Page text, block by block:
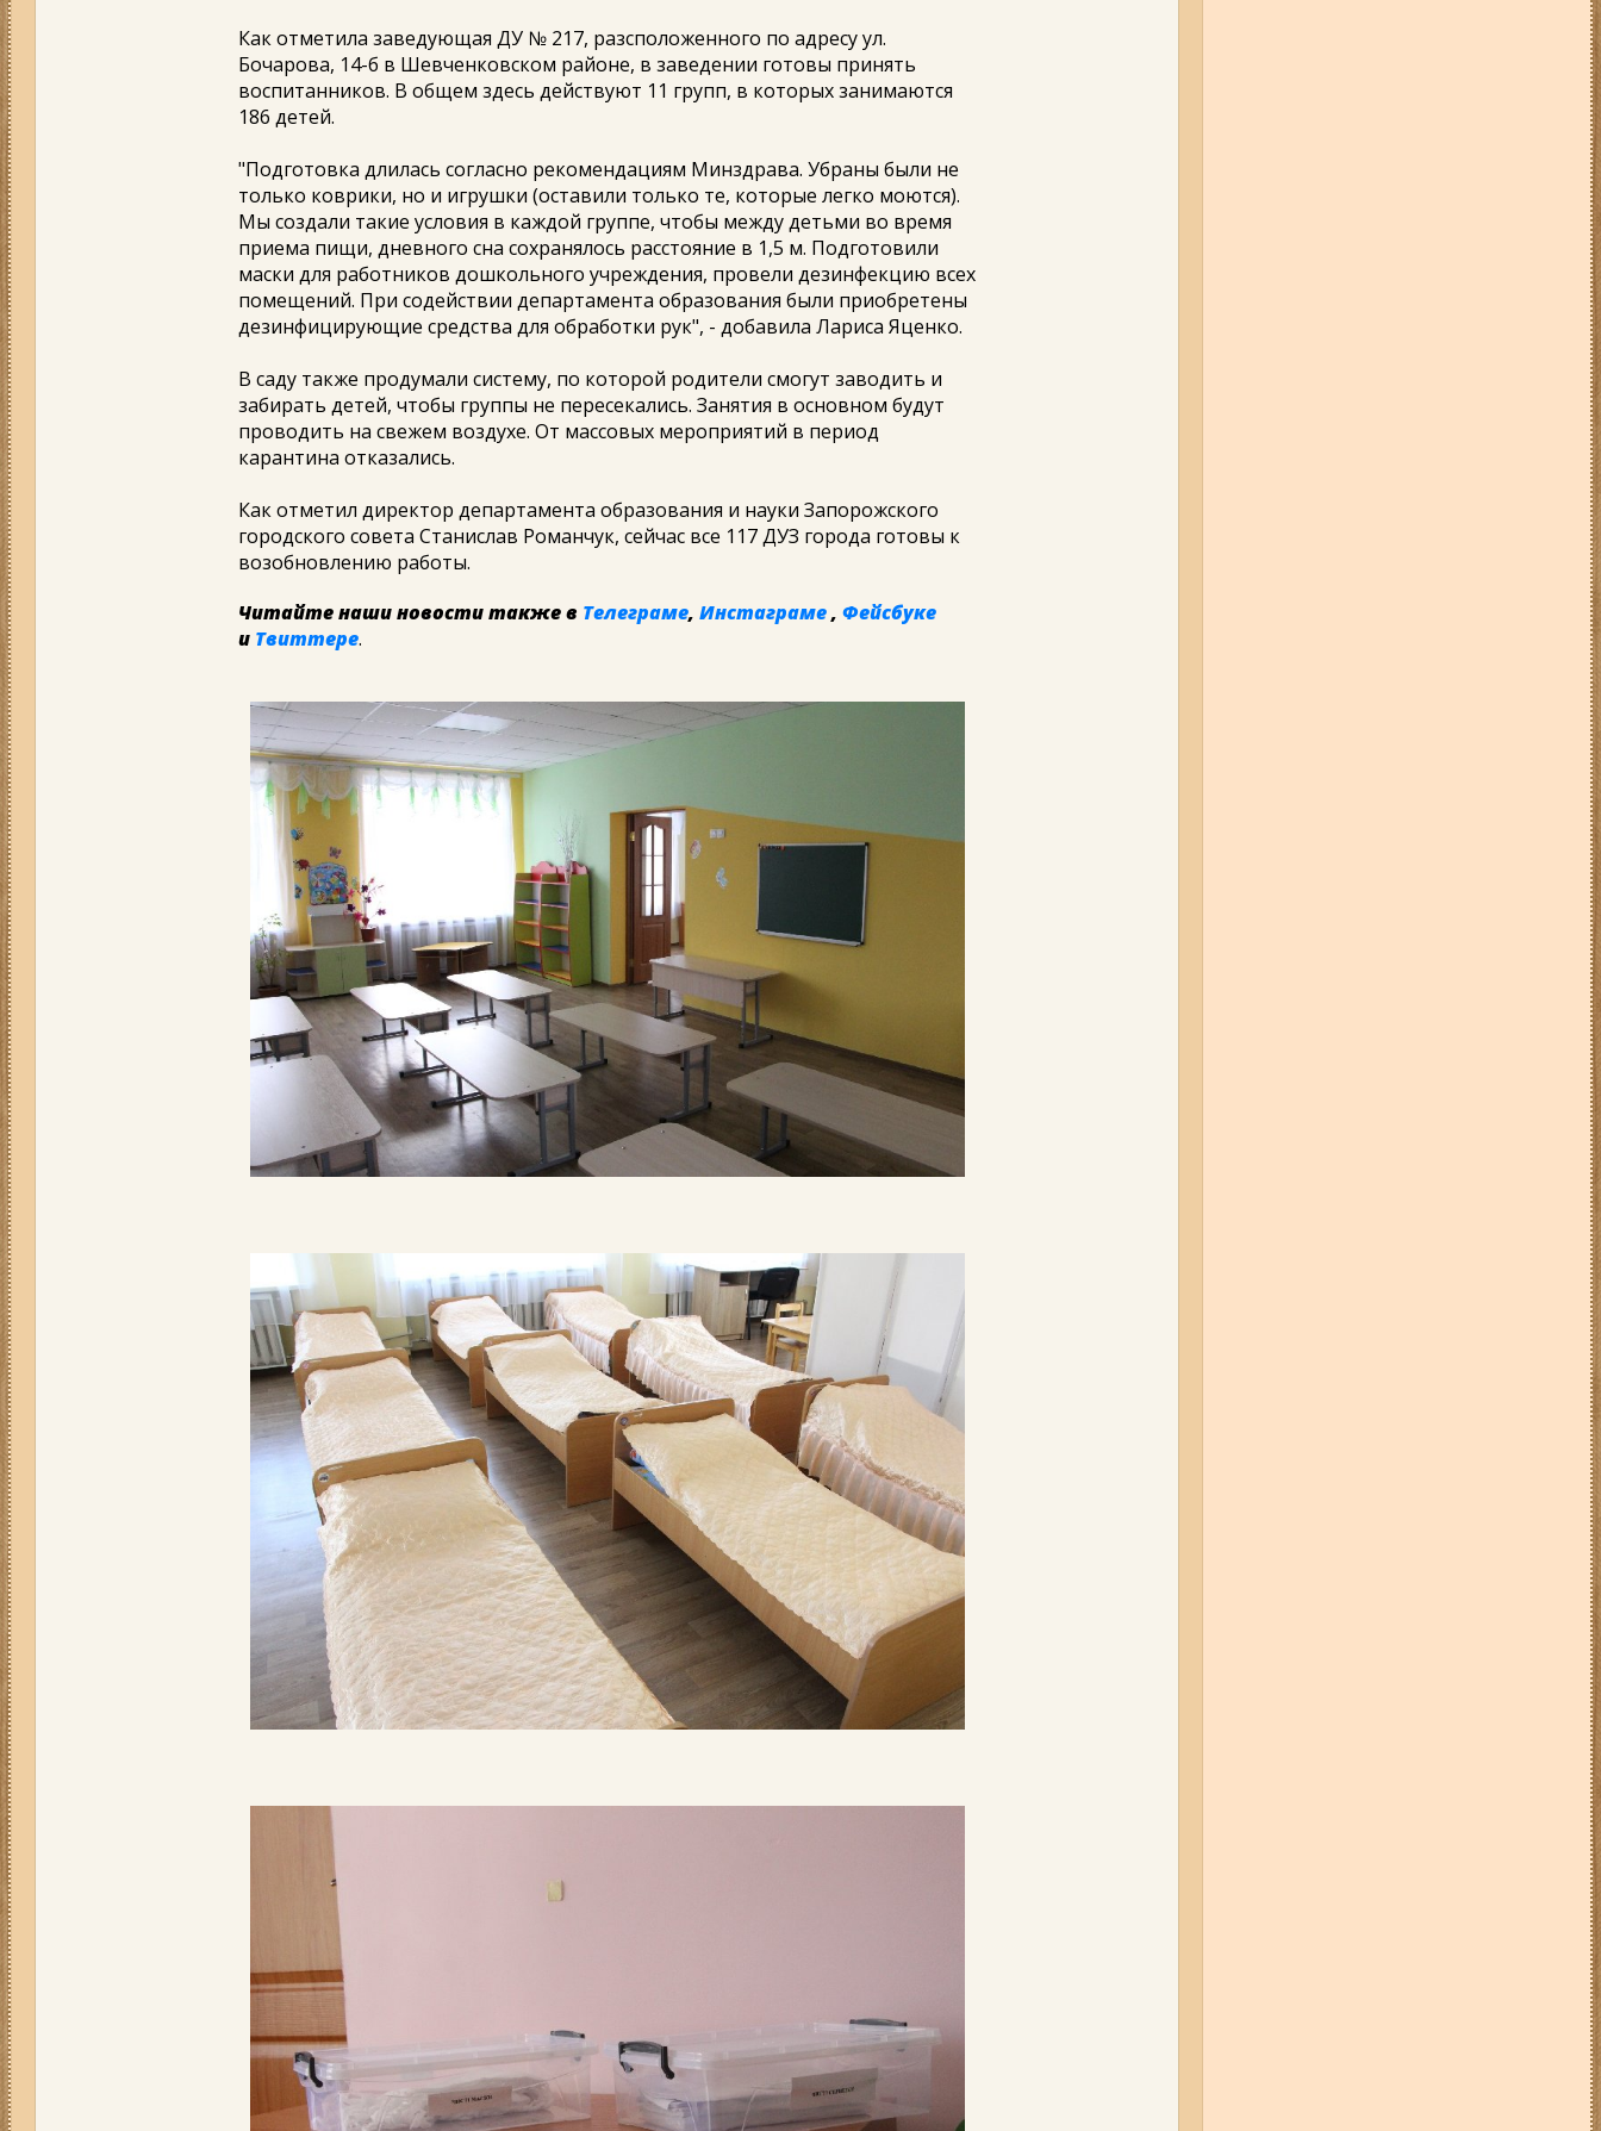
Как отметила заведующая ДУ № 217, разсположенного по адресу ул.
Бочарова, 14-б в Шевченковском районе, в заведении готовы принять
воспитанников. В общем здесь действуют 11 групп, в которых занимаются
186 детей.
"Подготовка длилась согласно рекомендациям Минздрава. Убраны были не
только коврики, но и игрушки (оставили только те, которые легко моются).
Мы создали такие условия в каждой группе, чтобы между детьми во время
приема пищи, дневного сна сохранялось расстояние в 1,5 м. Подготовили
маски для работников дошкольного учреждения, провели дезинфекцию всех
помещений. При содействии департамента образования были приобретены
дезинфицирующие средства для обработки рук", - добавила Лариса Яценко.
В саду также продумали систему, по которой родители смогут заводить и
забирать детей, чтобы группы не пересекались. Занятия в основном будут
проводить на свежем воздухе. От массовых мероприятий в период
карантина отказались.
Как отметил директор департамента образования и науки Запорожского
городского совета Станислав Романчук, сейчас все 117 ДУЗ города готовы к
возобновлению работы.
Читайте наши новости также в Телеграме, Инстаграме, Фейсбуке
и Твиттере.